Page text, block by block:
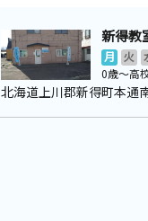
新得教
月 火
0歳～高
北海道上川郡新得町本通